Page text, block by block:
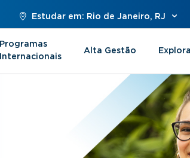
Estudar em: Rio de Janeiro, RJ
Programas
Internacionais
Alta Gestão